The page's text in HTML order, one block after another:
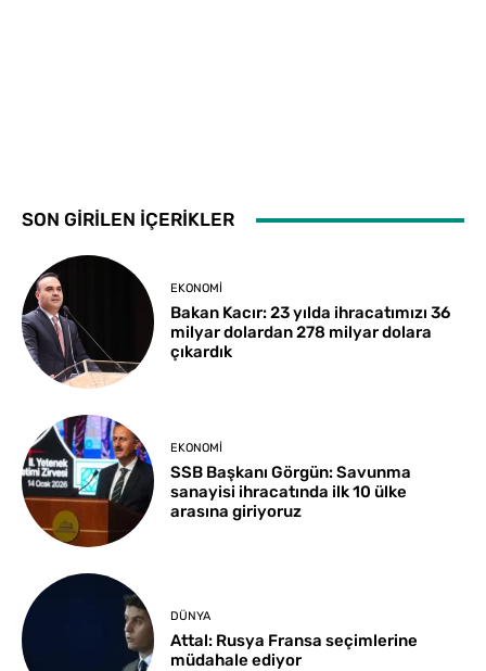
SON GİRİLEN İÇERİKLER
EKONOMI
Bakan Kacır: 23 yılda ihracatımızı 36
milyar dolardan 278 milyar dolara
çıkardık
EKONOMI
SSB Başkanı Görgün: Savunma
sanayisi ihracatında ilk 10 ülke
arasına giriyoruz
DÜNYA
Attal: Rusya Fransa seçimlerine
müdahale ediyor